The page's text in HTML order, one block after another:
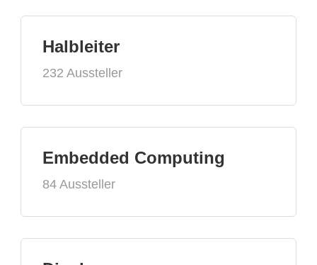
Halbleiter
232 Aussteller
Embedded Computing
84 Aussteller